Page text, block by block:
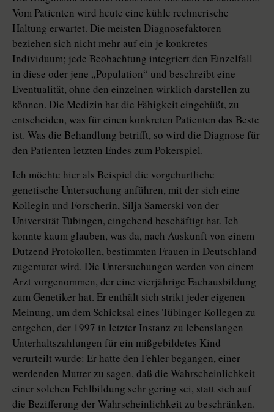
Vom Patienten wird heute eine kühle rechnerische
Haltung erwartet. Die meisten Diagnosefaktoren
beziehen sich nicht mehr auf ein je konkretes
Individuum; jede Beobachtung integriert den Einzelfall
in diese oder jene „Population“ und beschreibt eine
Eventualität, ohne den einzelnen wirklich darstellen zu
können. Die Medizin hat die Fähigkeit eingebüßt, zu
entscheiden, was für einen konkreten Patienten das Beste
ist. Was die Behandlung betrifft, so wird die Diagnose für
den Patienten letzten Endes zum Pokerspiel.
Ich möchte hier als Beispiel die vorgeburtliche
genetische Untersuchung anführen, mit der sich eine
Kollegin und Forscherin, Silja Samerski von der
Universität Tübingen, eingehend beschäftigt hat. Ich
konnte kaum glauben, was da, nach Auskunft von einem
Dutzend Protokollen, bestimmten Frauen in Deutschland
zugemutet wird. Die Untersuchungen werden von einem
Arzt vorgenommen, der eine vierjährige Fachausbildung
zum Genetiker hat. Er enthält sich strikt jeder eigenen
Meinung, um dem Schicksal eines Tübinger Kollegen zu
entgehen, der 1997 in letzter Instanz zu lebenslangen
Unterhaltszahlungen für ein mißgebildetes Kind
verurteilt wurde: Er hatte den Fehler begangen, einer
werdenden Mutter zu sagen, daß die Wahrscheinlichkeit
einer solchen Fehlbildung sehr gering sei, statt sich auf
die Bezifferung der Wahrscheinlichkeit zu beschränken.